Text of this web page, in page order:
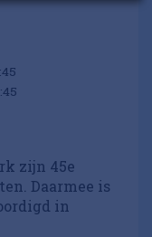
zijn 45e
Daarmee is
in